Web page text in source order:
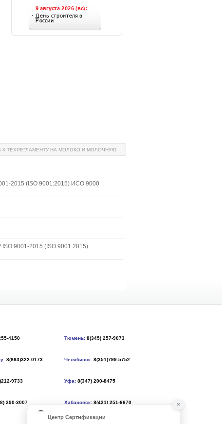
ТЕХРЕГЛАМЕНТУ НА МОЛОКО И МОЛОЧНУЮ
2015 (ISO 9001:2015) ИСО 9000
9001-2015 (ISO 9001:2015)
4150 Тюмень: 8(345) 257-9073
8(863)322-0173 Челябинск: 8(351)799-5752
9733 Уфа: 8(347) 200-8475
290-3007 Хабаровск: 8(421) 251-6670 ×
Центр Сертификации